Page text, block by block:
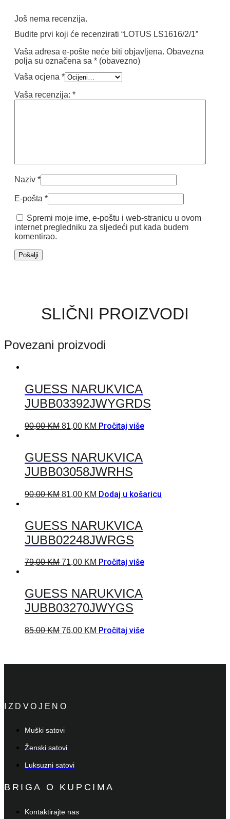
Još nema recenzija.
Budite prvi koji će recenzirati “LOTUS LS1616/2/1”
Vaša adresa e-pošte neće biti objavljena. Obavezna
polja su označena sa * (obavezno)
Vaša ocjena *
Vaša recenzija: *
Naziv *
E-pošta *
Spremi moje ime, e-poštu i web-stranicu u ovom
internet pregledniku za sljedeći put kada budem
komentirao.
SLIČNI PROIZVODI
Povezani proizvodi
GUESS NARUKVICA
JUBB03392JWYGRDS
90,00KM 81,00 KM Pročitaj više
GUESS NARUKVICA
JUBB03058JWRHS
90,00KM 81,00 KM Dodaj u košaricu
GUESS NARUKVICA
JUBB02248JWRGS
79,00KM 71,00 KM Pročitaj više
GUESS NARUKVICA
JUBB03270JWYGS
85,00KM 76,00 KM Pročitaj više
IZDVOJENO
Muški satovi
Ženski satovi
Luksuzni satovi
BRIGA O KUPCIMA
Kontaktirajte nas